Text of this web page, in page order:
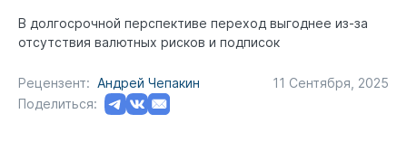
В долгосрочной перспективе переход выгоднее из-за
отсутствия валютных рисков и подписок
Рецензент: Андрей Чепакин
11 Сентября, 2025
Поделиться: